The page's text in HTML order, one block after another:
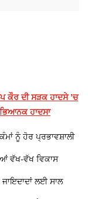
ਕੌਰ ਦੀ ਸੜਕ ਹਾਦਸੇ ’ਚ
ਹਾਦਸਾ
ਨੂੰ ਹੋਰ ਪ੍ਰਭਾਵਸ਼ਾਲੀ
ਵੱਖ-ਵੱਖ ਵਿਕਾਸ
ਲਈ ਸਾਲ